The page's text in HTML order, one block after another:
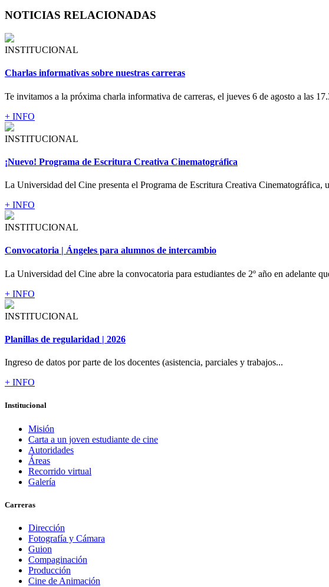
NOTICIAS RELACIONADAS
INSTITUCIONAL
Charlas informativas sobre nuestras carreras
Te invitamos a la próxima charla informativa de carreras, el jueves 6 de agosto a las
+ INFO
INSTITUCIONAL
¡Nuevo! Programa de Escritura Creativa Cinematográfica
La Universidad del Cine presenta el Programa de Escritura Creativa Cinematográfica,
+ INFO
INSTITUCIONAL
Convocatoria | Ángeles para alumnos de intercambio
La Universidad del Cine abre la convocatoria para estudiantes de 2º año en adelante
+ INFO
INSTITUCIONAL
Planillas de regularidad | 2026
Ingreso de datos por parte de los docentes (asistencia, parciales y trabajos...
+ INFO
Institucional
Misión
Carta a un joven estudiante de cine
Autoridades
Áreas
Recorrido virtual
Galería
Carreras
Dirección
Fotografía y Cámara
Guion
Compaginación
Producción
Cine de Animación